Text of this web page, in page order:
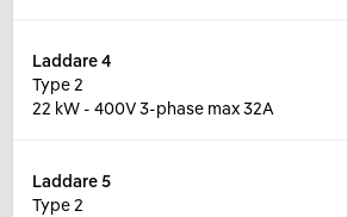
Laddare4
Type 2
22 kW - 400V 3-phase max 32A
Laddare5
Type 2